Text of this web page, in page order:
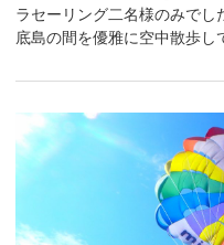
ラセーリング二名様のみで
底島の間を優雅に空中散歩し